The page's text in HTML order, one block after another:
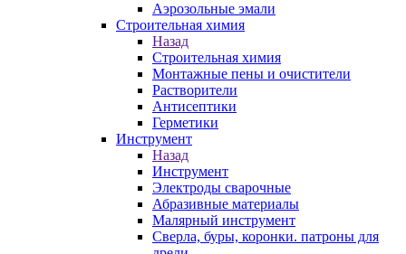
Аэрозольные эмали
Строительная химия
Назад
Строительная химия
Монтажные пены и очистители
Растворители
Антисептики
Герметики
Инструмент
Назад
Инструмент
Электроды сварочные
Абразивные материалы
Малярный инструмент
Сверла, буры, коронки. патроны для